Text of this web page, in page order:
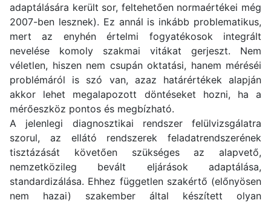
adaptálására került sor, feltehetően normaértékei még
2007-ben lesznek). Ez annál is inkább problematikus,
mert az enyhén értelmi fogyatékosok integrált
nevelése komoly szakmai vitákat gerjeszt. Nem
véletlen, hiszen nem csupán oktatási, hanem méréséi
problémáról is szó van, azaz határértékek alapján
akkor lehet megalapozott döntéseket hozni, ha a
mérőeszköz pontos és megbízható.
A jelenlegi diagnosztikai rendszer felülvizsgálatra
szorul, az ellátó rendszerek feladatrendszerének
tisztázását követően szükséges az alapvető,
nemzetközileg bevált eljárások adaptálása,
standardizálása. Ehhez független szakértő (előnyösen
nem hazai) szakember által készített olyan